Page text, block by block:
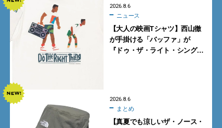
2026.8.6
ニュース
【大人の映画Tシャツ】西山徹
が手掛ける「バッファ」が
『ドゥ・ザ・ライト・シング』
2026.8.6
まとめ
【真夏でも涼しいザ・ノース・